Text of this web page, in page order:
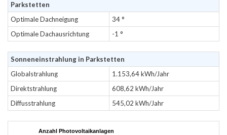
Parkstetten
Optimale Dachneigung
34 °
Optimale Dachausrichtung
-1 °
Sonneneinstrahlung in Parkstetten
Globalstrahlung
1.153,64 kWh/Jahr
Direktstrahlung
608,62 kWh/Jahr
Diffusstrahlung
545,02 kWh/Jahr
Anzahl Photovoltaikanlagen